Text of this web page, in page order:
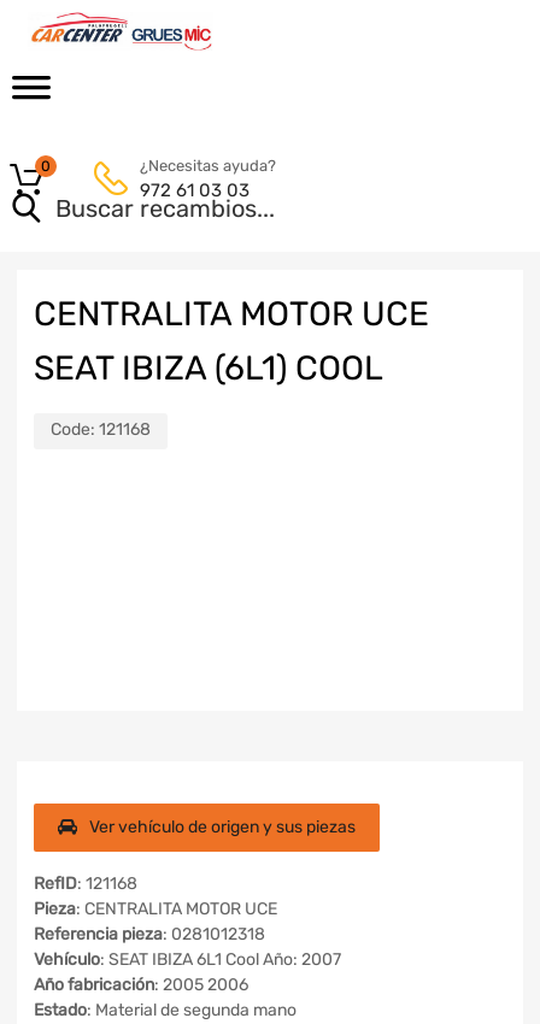
¿Necesitas ayuda?
972 61 03 03
0
CENTRALITA MOTOR UCE
SEAT IBIZA (6L1) COOL
Code: 121168
Ver vehículo de origen y sus piezas
RefID: 121168
Pieza: CENTRALITA MOTOR UCE
Referencia pieza: 0281012318
Vehículo: SEAT IBIZA 6L1 Cool Año: 2007
Año fabricación: 2005 2006
Estado: Material de segunda mano